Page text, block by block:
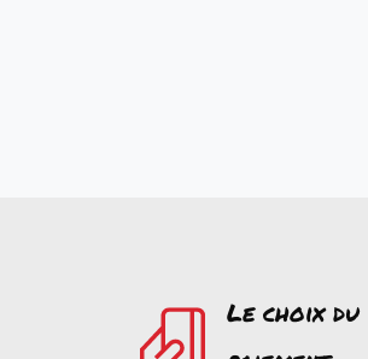
Le choix du